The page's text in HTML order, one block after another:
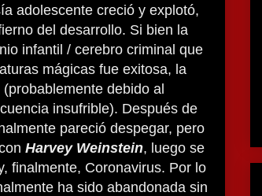
adolescente creció y explotó,
del desarrollo. Si bien la
infantil / cerebro criminal que
mágicas fue exitosa, la
debido al
insufrible). Después de
pareció despegar, pero
Harvey Weinstein, luego se
finalmente, Coronavirus. Por lo
ha sido abandonada sin